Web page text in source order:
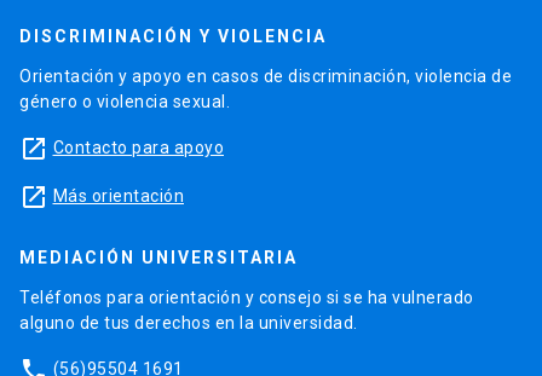
DISCRIMINACIÓN Y VIOLENCIA
Orientación y apoyo en casos de discriminación, violencia de
género o violencia sexual.
launch Contacto para apoyo
launch Más orientación
MEDIACIÓN UNIVERSITARIA
Teléfonos para orientación y consejo si se ha vulnerado
alguno de tus derechos en la universidad.
(56)95504 1691